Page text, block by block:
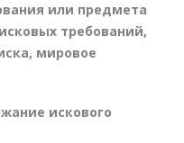
или предмета
требований,
мировое
искового